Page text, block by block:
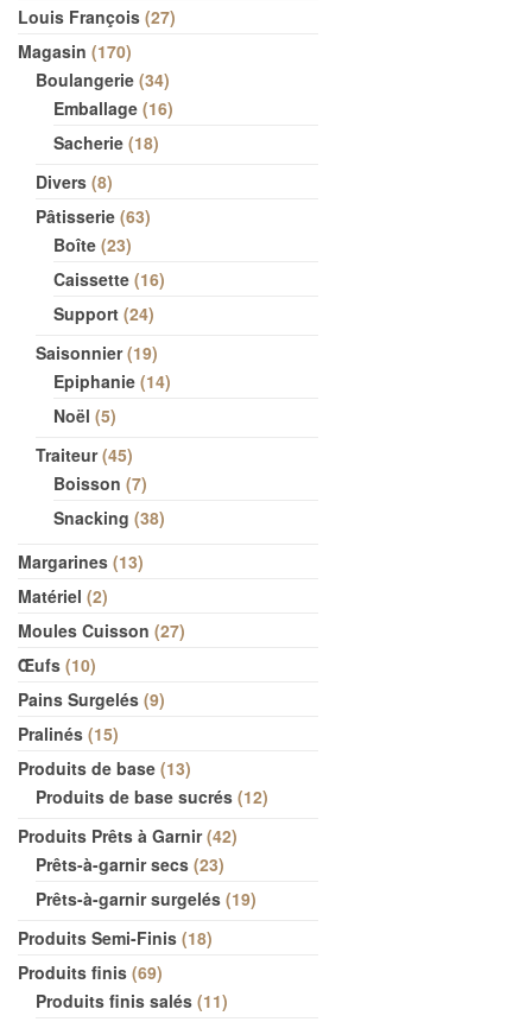
Louis François 27
Magasin 170
Boulangerie 34
Emballage 16
Sacherie 18
Divers 8
Pâtisserie 63
Boîte 23
Caissette 16
Support 24
Saisonnier 19
Epiphanie 14
Noël 5
Traiteur 45
Boisson 7
Snacking 38
Margarines 13
Matériel 2
Moules Cuisson 27
Œufs 10
Pains Surgelés 9
Pralinés 15
Produits de base 13
Produits de base sucrés 12
Produits Prêts à Garnir 42
Prêts-à-garnir secs 23
Prêts-à-garnir surgelés 19
Produits Semi-Finis 18
Produits finis 69
Produits finis salés 11